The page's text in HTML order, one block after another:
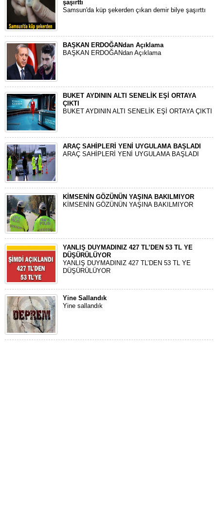
şaşırttı
Samsun'da küp şekerden çıkan demir bilye şaşırttı
BAŞKAN ERDOĞANdan Açıklama
BAŞKAN ERDOĞANdan Açıklama
BUKET AYDININ ALTI SENELİK EŞİ ORTAYA
ÇIKTI
BUKET AYDININ ALTI SENELİK EŞİ ORTAYA ÇIKTI
ARAÇ SAHİPLERİ YENİ UYGULAMA BAŞLADI
ARAÇ SAHİPLERİ YENİ UYGULAMA BAŞLADI
KİMSENİN GÖZÜNÜN YAŞINA BAKILMIYOR
KİMSENİN GÖZÜNÜN YAŞINA BAKILMIYOR
YANLIŞ DUYMADINIZ 427 TL’DEN 53 TL YE
DÜŞÜRÜLÜYOR
YANLIŞ DUYMADINIZ 427 TL’DEN 53 TL YE
DÜŞÜRÜLÜYOR
Yine Sallandık
Yine sallandık